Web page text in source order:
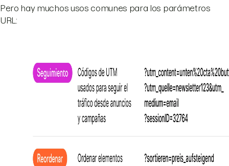
Pero hay muchos usos comunes para los parámetros
URL: